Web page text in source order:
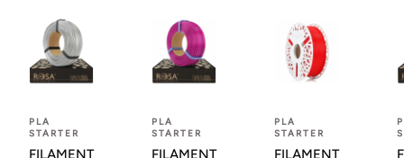
PLA
STARTER
FILAMENT
PLA
STARTER
FILAMENT
PLA
STARTER
FILAMENT